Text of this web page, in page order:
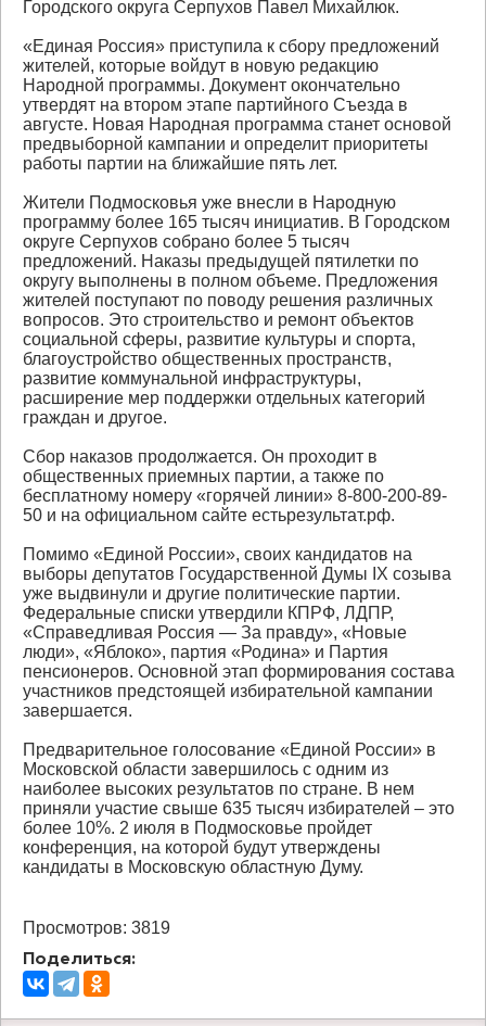
Городского округа Серпухов Павел Михайлюк.
«Единая Россия» приступила к сбору предложений
жителей, которые войдут в новую редакцию
Народной программы. Документ окончательно
утвердят на втором этапе партийного Съезда в
августе. Новая Народная программа станет основой
предвыборной кампании и определит приоритеты
работы партии на ближайшие пять лет.
Жители Подмосковья уже внесли в Народную
программу более 165 тысяч инициатив. В Городском
округе Серпухов собрано более 5 тысяч
предложений. Наказы предыдущей пятилетки по
округу выполнены в полном объеме. Предложения
жителей поступают по поводу решения различных
вопросов. Это строительство и ремонт объектов
социальной сферы, развитие культуры и спорта,
благоустройство общественных пространств,
развитие коммунальной инфраструктуры,
расширение мер поддержки отдельных категорий
граждан и другое.
Сбор наказов продолжается. Он проходит в
общественных приемных партии, а также по
бесплатному номеру «горячей линии» 8-800-200-89-
50 и на официальном сайте естьрезультат.рф.
Помимо «Единой России», своих кандидатов на
выборы депутатов Государственной Думы IX созыва
уже выдвинули и другие политические партии.
Федеральные списки утвердили КПРФ, ЛДПР,
«Справедливая Россия — За правду», «Новые
люди», «Яблоко», партия «Родина» и Партия
пенсионеров. Основной этап формирования состава
участников предстоящей избирательной кампании
завершается.
Предварительное голосование «Единой России» в
Московской области завершилось с одним из
наиболее высоких результатов по стране. В нем
приняли участие свыше 635 тысяч избирателей – это
более 10%. 2 июля в Подмосковье пройдет
конференция, на которой будут утверждены
кандидаты в Московскую областную Думу.
Просмотров: 3819
Поделиться: